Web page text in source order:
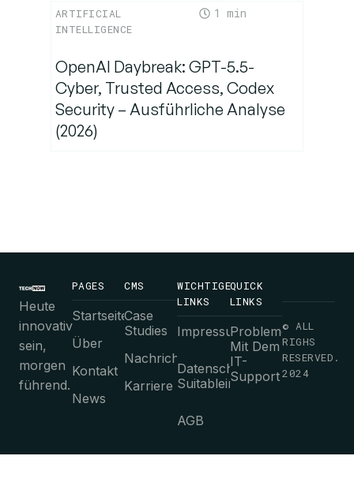
ARTIFICIAL
INTELLIGENCE
1
OpenAI Daybreak: GPT-5.5-
Cyber, Trusted Access, Codex
Security – Ausführliche Analyse
(2026)
Heute
innovativ
sein,
morgen
führend.
PAGES
Startseite
Über
Kontakt
News
CMS
Case
Studies
Nachrichten
Karriere
WICHTIGE
LINKS
Impressum
Datenschutz-
Suitableimmungen
AGB
QUICK
LINKS
Probleme
Mit Dem
IT-
Support
© ALL
RIGHS
RESERVED.
2024